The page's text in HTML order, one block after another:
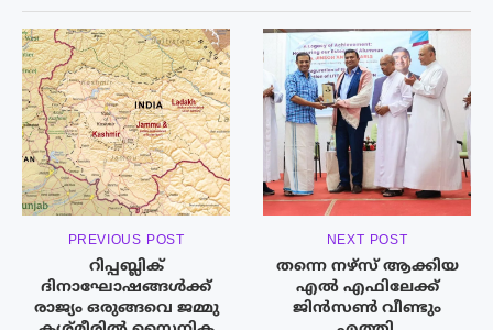
PREVIOUS POST
റിപ്പബ്ലിക്
ദിനാഘോഷങ്ങൾക്ക്
രാജ്യം ഒരുങ്ങവെ ജമ്മു
NEXT POST
തന്നെ നഴ്സ് ആക്കിയ
എൽ എഫിലേക്ക്
ജിൻസൺ വീണ്ടും